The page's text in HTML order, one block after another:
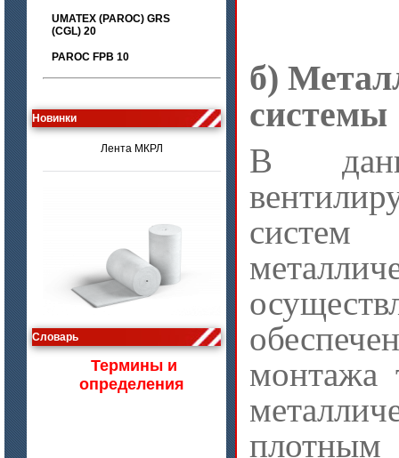
UMATEX (PAROC) GRS
(CGL) 20
PAROC FPB 10
Новинки
цена по запросу
Изделия МКРВ-200, МКРВХ-250
Словарь
Термины и
определения
б)
системы
В
монтажа